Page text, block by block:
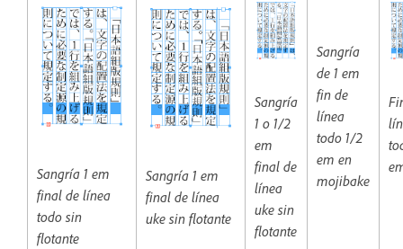
Sangría 1 em
final de línea
todo sin
flotante
Sangría 1 em
final de línea
uke sin flotante
Sangría
1 o 1/2
em
final de
línea
uke sin
flotante
Sangría
de 1 em
fin de
línea
todo 1/2
em en
mojibake